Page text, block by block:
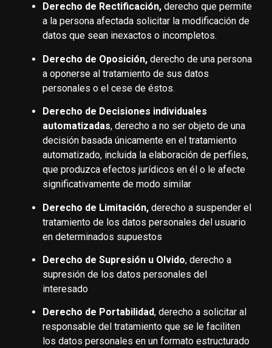
Derecho de Rectificación, derecho que permite
a la persona afectada solicitar la modificación de
datos que sean inexactos o incompletos.
Derecho de Oposición, derecho de una persona
a oponerse al tratamiento de sus datos
personales o el cese de éstos.
Derecho de Decisiones individuales
automatizadas, derecho a no ser objeto de una
decisión basada únicamente en el tratamiento
automatizado, incluida la elaboración de perfiles,
que produzca efectos jurídicos en él o le afecte
significativamente de modo similar
Derecho de Limitación, derecho a suspender el
tratamiento de los datos personales del usuario
en determinados supuestos
Derecho de Supresión u Olvido, derecho a
supresión de los datos personales del
interesado
Derecho de Portabilidad, derecho a solicitar al
responsable del tratamiento que se le faciliten
los datos personales en un formato estructurado